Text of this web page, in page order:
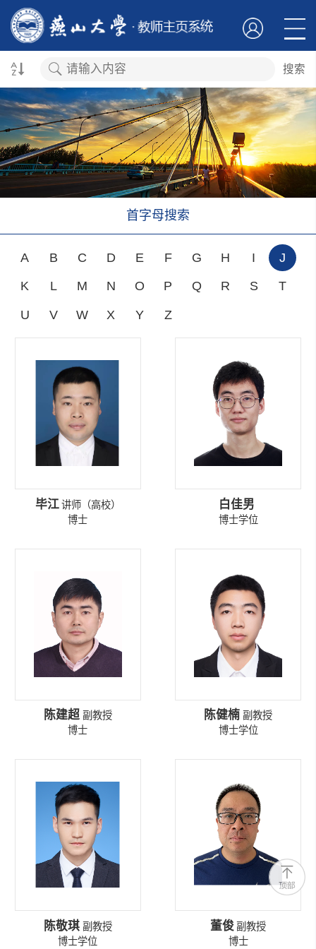
搜索
首字母搜索
A B C D E F G H I J
K L M N O P Q R S T
U V W X Y Z
毕江 讲师（高校）
博士
白佳男
博士学位
陈建超 副教授
博士
陈健楠 副教授
博士学位
陈敬琪 副教授
博士学位
董俊 副教授
博士